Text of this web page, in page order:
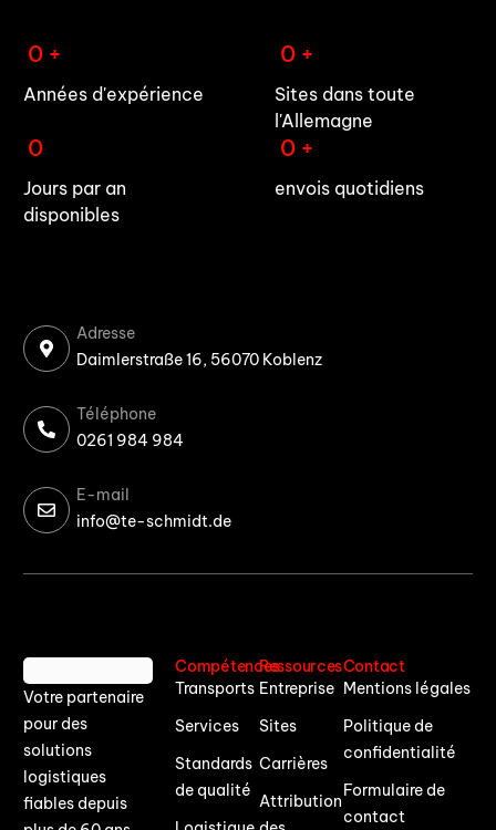
0 +
Années d'expérience
0 +
Sites dans toute
l'Allemagne
0
Jours par an
disponibles
0 +
envois quotidiens
Adresse
Daimlerstraße 16, 56070 Koblenz
Téléphone
0261 984 984
E-mail
info@te-schmidt.de
Votre partenaire
pour des
solutions
logistiques
fiables depuis
Compétences
Transports
Services
Standards
de qualité
Ressources
Entreprise
Sites
Carrières
Attribution
Contact
Mentions légales
Politique de
confidentialité
Formulaire de
contact